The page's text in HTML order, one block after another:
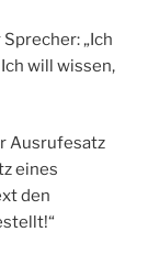
„Ich
will wissen,
Ausrufesatz
eines
den